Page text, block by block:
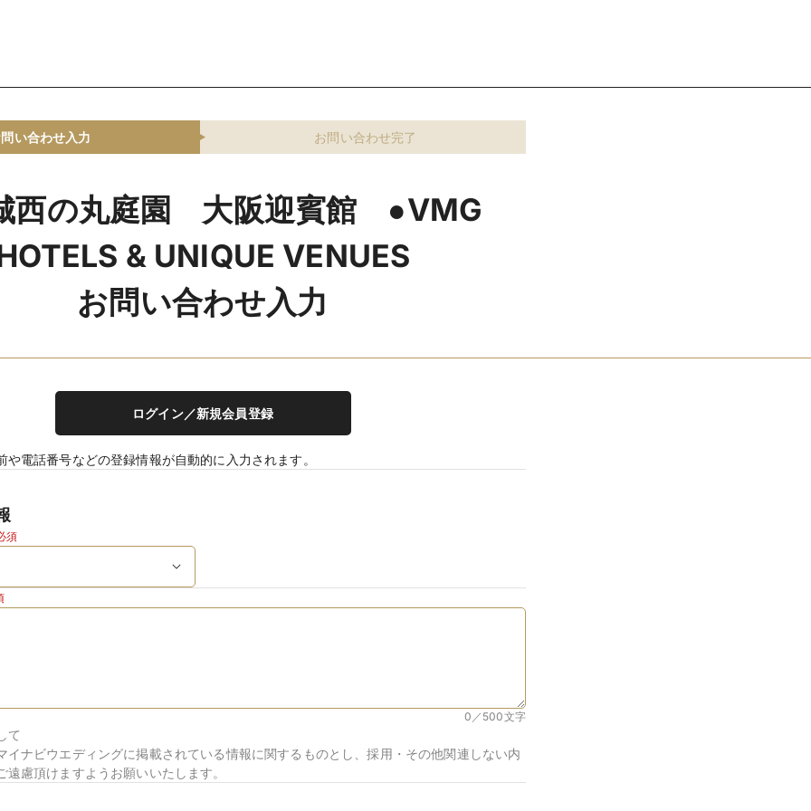
い合わせ入力 お問い合わせ完了
西の丸庭園 大阪迎賓館 ●VMG
& UNIQUE VENUES
お問い合わせ入力
ログイン／新規会員登録
や電話番号などの登録情報が自動的に入力されます。
須
0／500文字
て
イナビウエディングに掲載されている情報に関するものとし、採用・その他関連しない内
慮頂けますようお願いいたします。